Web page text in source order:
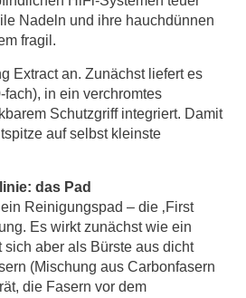
Nadeln und ihre hauchdünnen
fragil.
Extract an. Zunächst liefert es
in ein verchromtes
Schutzgriff integriert. Damit
auf selbst kleinste
das Pad
Reinigungspad – die ‚First
Es wirkt zunächst wie ein
sich aber als Bürste aus dicht
(Mischung aus Carbonfasern
die Fasern vor dem